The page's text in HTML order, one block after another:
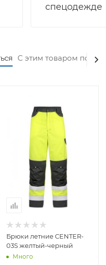
спецодежде
С этим товаром
Брюки летние CENTER-
03S желтый-черный
Много